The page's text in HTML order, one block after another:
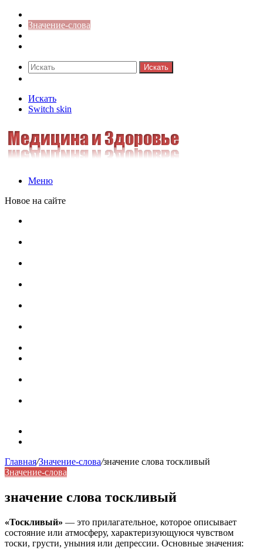
Значение-слова
Искать
Искать
Switch skin
Меню
Новое на сайте
Главная/Значение-слова/значение слова тоскливый
Значение-слова
значение слова тоскливый
«Тоскливый» — это прилагательное, которое описывает
состояние или атмосферу, характеризующуюся чувством
тоски, грусти, уныния или депрессии. Основные значения: